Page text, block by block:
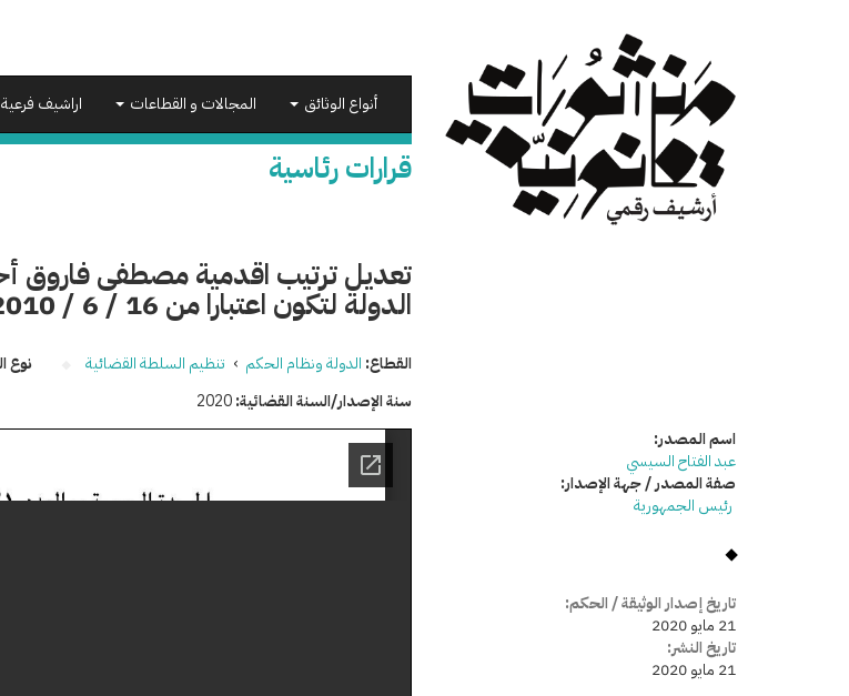
أنواع الوثائق المجالات و القطاعات اراشيف فرعية
قرارات رئاسية
تعديل ترتيب اقدمية مصطفى فاروق
الدولة لتكون اعتبارا من 16 / 6 / 2010
القطاع: الدولة ونظام الحكم › تنظيم السلطة القضائية نوع
سنة الإصدار/السنة القضائية:2020
اسم المصدر:
عبد الفتاح السيسي
صفة المصدر / جهة الإصدار:
رئيس الجمهورية
تاريخ إصدار الوثيقة / الحكم:
21 مايو 2020
تاريخ النشر:
21 مايو 2020